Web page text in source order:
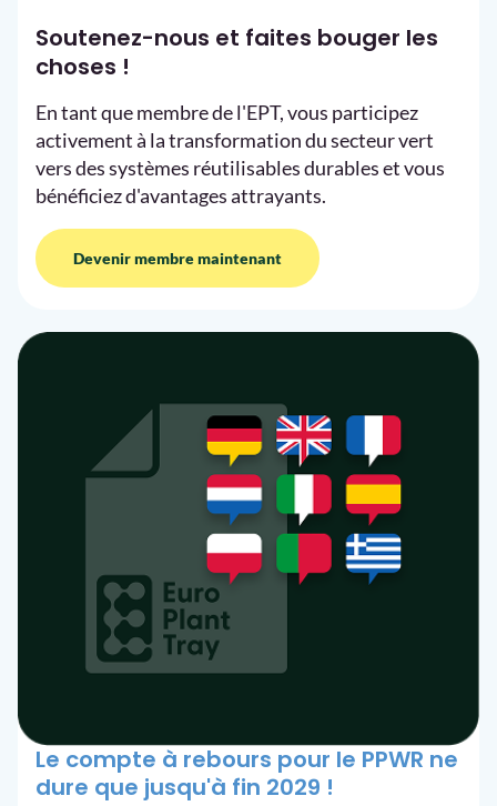
Soutenez-nous et faites bouger les
choses !
En tant que membre de l'EPT, vous participez
activement à la transformation du secteur vert
vers des systèmes réutilisables durables et vous
bénéficiez d'avantages attrayants.
Devenir membre maintenant
Le compte à rebours pour le PPWR ne
dure que jusqu'à fin 2029 !